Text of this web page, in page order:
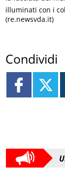
illuminati con i
(re.newsvda.it)
Condividi